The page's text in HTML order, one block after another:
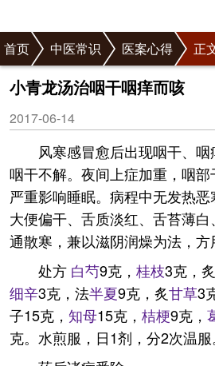
首页 中医常识 医案心得 正
小青龙汤治咽干咽痒而咳
2017-06-14
风寒感冒愈后出现咽干、
咽干不解。夜间上症加重，咽部
严重影响睡眠。病程中无发热恶
大便偏干、舌质淡红、舌苔薄
通散寒，兼以滋阴润燥为法，方
处方 白芍9克， 桂枝3克，炙
细辛3克，法半夏9克，炙甘草3
子15克， 知母15克， 桔梗9克，
克。水煎服，日1剂，分2次温服